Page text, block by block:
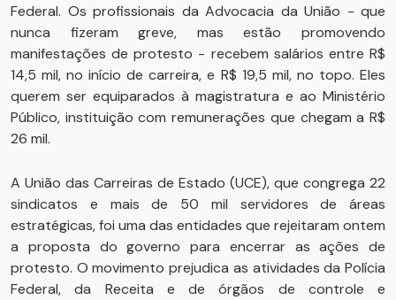
Federal. Os profissionais da Advocacia da União - que
nunca fizeram greve, mas estão promovendo
manifestações de protesto - recebem salários entre R$
14,5 mil, no início de carreira, e R$ 19,5 mil, no topo. Eles
querem ser equiparados à magistratura e ao Ministério
Público, instituição com remunerações que chegam a R$
26 mil.
A União das Carreiras de Estado (UCE), que congrega 22
sindicatos e mais de 50 mil servidores de áreas
estratégicas, foi uma das entidades que rejeitaram ontem
a proposta do governo para encerrar as ações de
protesto. O movimento prejudica as atividades da Polícia
Federal, da Receita e de órgãos de controle e